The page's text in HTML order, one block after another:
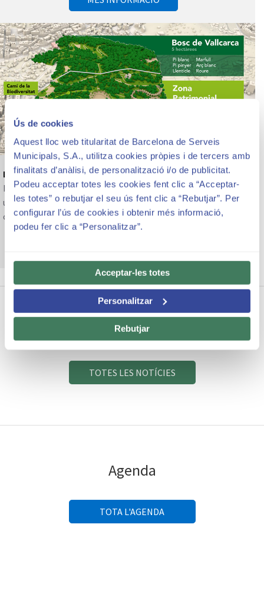
Ús de cookies
Aquest lloc web titularitat de Barcelona de Serveis
Municipals, S.A., utilitza cookies pròpies i de tercers amb
finalitats d’anàlisi, de personalització i/o de publicitat.
Podeu acceptar totes les cookies fent clic a “Acceptar-
les totes” o rebutjar el seu ús fent clic a “Rebutjar”. Per
configurar l’ús de cookies i obtenir més informació,
podeu fer clic a “Personalitzar”.
Acceptar-les totes
Personalitzar
Rebutjar
La natura i biodiversitat
Més enllà del patrimoni arquitectònic, el parc constitueix
una reserva de natura, jardins i biodiversitat al bell mig de la
ciutat.
Notícies
TOTES LES NOTÍCIES
Agenda
TOTA L'AGENDA